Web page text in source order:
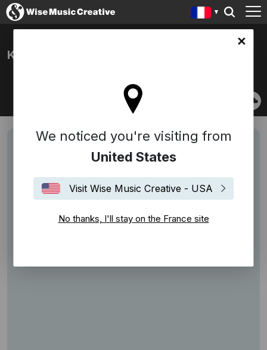
We noticed you're visiting from
United States
Visit Wise Music Creative - USA
No thanks, I'll stay on the France site
KONNI KASS